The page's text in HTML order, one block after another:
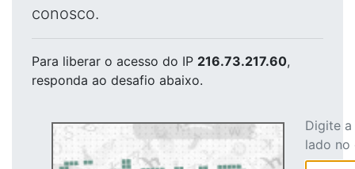
conosco.
Para liberar o acesso do IP 216.73.217.60,
responda ao desafio abaixo.
Digite
lado no